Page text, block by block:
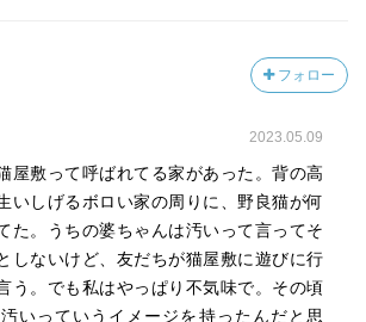
フォロー
2023.05.09
屋敷って呼ばれてる家があった。背の高
いしげるボロい家の周りに、野良猫が何
た。うちの婆ちゃんは汚いって言ってそ
しないけど、友だちが猫屋敷に遊びに行
う。でも私はやっぱり不気味で。その頃
いっていうイメージを持ったんだと思